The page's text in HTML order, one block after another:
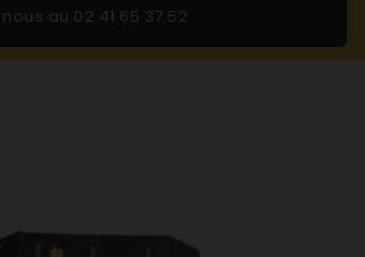
nous au 02 41 65 37 52